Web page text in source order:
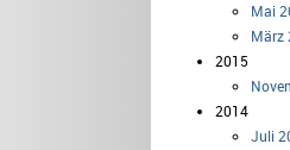
Mai
März
2015
2014
Juli